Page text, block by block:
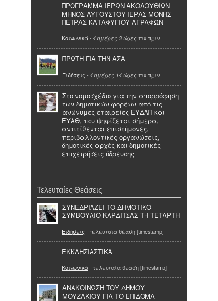
ΠΡΟΓΡΑΜΜΑ ΙΕΡΩΝ ΑΚΟΛΟΥΘΙΩΝ
ΜΗΝΟΣ ΑΥΓΟΥΣΤΟΥ ΙΕΡΑΣ ΜΟΝΗΣ
ΠΕΤΡΑΣ ΚΑΤΑΦΥΓΙΟΥ ΑΓΡΑΦΩΝ
Κοινωνικά- 4 ημέρες 3 ώρες πιο πριν
ΠΡΩΤΗ ΓΙΑ ΤΗΝ ΑΣΑ
Ειδήσεις - 4 ημέρες 14 ώρες πιο πριν
Στο νομοσχέδιο για την απορρόφηση
των δημοτικών φορέων από τις
ανώνυμες εταιρείες ΕΥΔΑΠ και
ΕΥΑΘ, που ψηφίζεται σήμερα,
αντιτίθενται επιστήμονες,
περιβαλλοντικές οργανώσεις,
δημοτικές αρχές και δημοτικές
επιχειρήσεις ύδρευσης
Τελευταίες Θεάσεις
ΣΥΝΕΔΡΙΑΖΕΙ ΤΟ ΔΗΜΟΤΙΚΟ
ΣΥΜΒΟΥΛΙΟ ΚΑΡΔΙΤΣΑΣ ΤΗ ΤΕΤΑΡΤΗ
Ειδήσεις - τελευταία θέαση [timestamp]
ΕΚΚΛΗΣΙΑΣΤΙΚΑ
Κοινωνικά- τελευταία θέαση [timestamp]
ΑΝΑΚΟΙΝΩΣΗ ΤΟΥ ΔΗΜΟΥ
ΜΟΥΖΑΚΙΟΥ ΓΙΑ ΤΟ ΕΠΙΔΟΜΑ